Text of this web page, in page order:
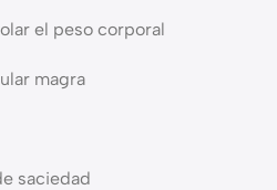
el peso corporal
magra
saciedad